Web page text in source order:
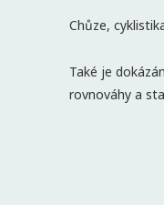
Chůze,
Také je
rovnováhy a